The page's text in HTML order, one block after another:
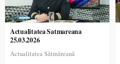
Actualitatea Satmareana
25.03.2026
Actualitatea Sătmăreană